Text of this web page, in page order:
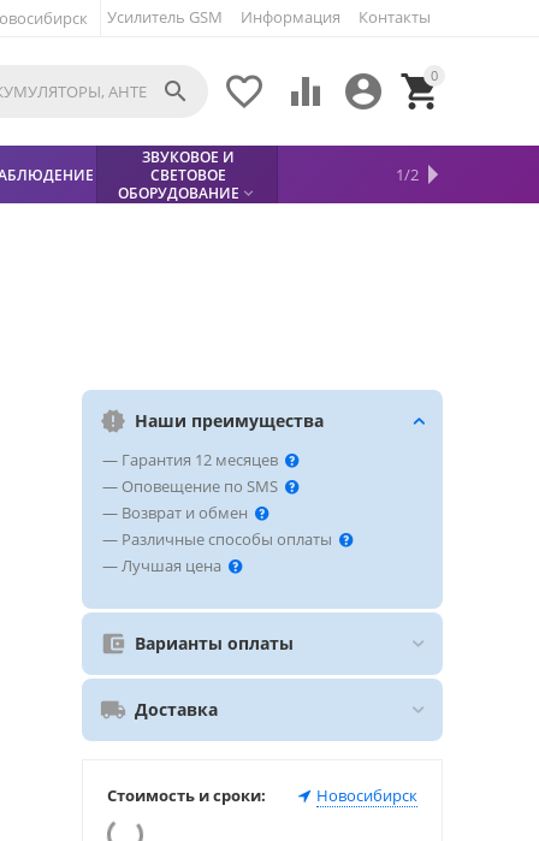
Усилитель GSM Информация Контакты
0


 

ЗВУКОВОЕ И
СВЕТОВОЕ
ОБОРУДОВАНИЕ 
МЕТАЛЛОДЕТЕКТОР
СФИНКС (SPHINX)
БЕЗОПАСНОСТЬ
КИСЛОТНЫЕ
АККУМУЛЯТОРЫ
1/2
Наши преимущества
— Гарантия 12 месяцев
— Оповещение по SMS
— Возврат и обмен
— Различные способы оплаты
— Лучшая цена
Варианты оплаты
Доставка
Стоимость и сроки: Новосибирск